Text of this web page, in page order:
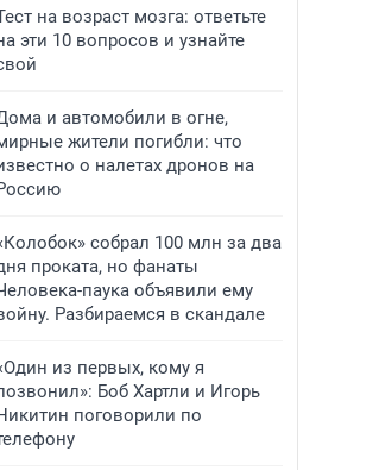
на возраст мозга: ответьте
эти 10 вопросов и узнайте
и автомобили в огне,
жители погибли: что
о налетах дронов на
собрал 100 млн за два
проката, но фанаты
паука объявили ему
Разбираемся в скандале
из первых, кому я
Боб Хартли и Игорь
поговорили по